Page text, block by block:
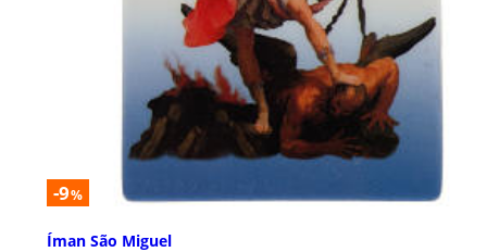
-9%
Íman São Miguel